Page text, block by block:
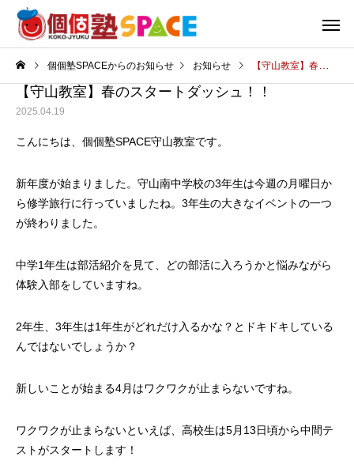
個個塾SPACEからのお知らせ お知らせ 【守山教室】春のスタートダッシュ！！
【守山教室】春のスタートダッシュ！！
2025.04.19
こんにちは、個個塾SPACE守山教室です。
新年度が始まりました。守山南中学校の3年生は今週の月曜日か
ら修学旅行に行っていましたね。3年生の大きなイベントの一つ
が終わりました。
中学1年生は部活紹介を見て、どの部活に入ろうかと悩みながら
体験入部をしていますね。
2年生、3年生は1年生がどれだけ入るかな？とドキドキしている
んではないでしょうか？
新しいことが始まる4月はワクワクが止まらないですね。
ワクワクが止まらないといえば、高校生は5月13日頃から中間テ
ストがスタートします！